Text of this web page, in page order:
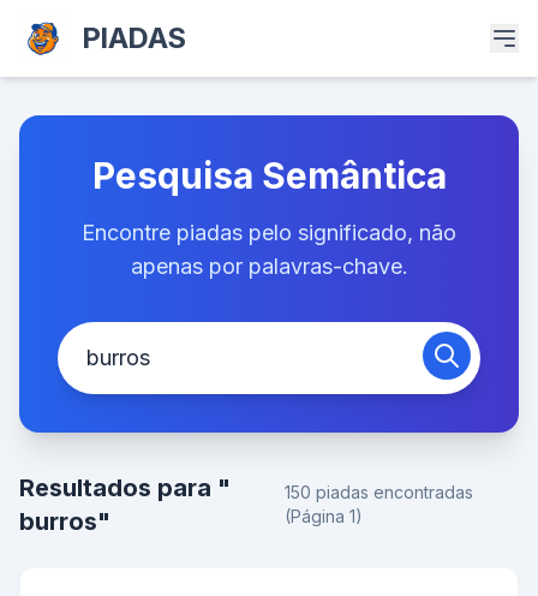
PIADAS
Pesquisa Semântica
Encontre piadas pelo significado, não
apenas por palavras-chave.
Resultados para "
burros"
150 piadas encontradas
(Página 1)